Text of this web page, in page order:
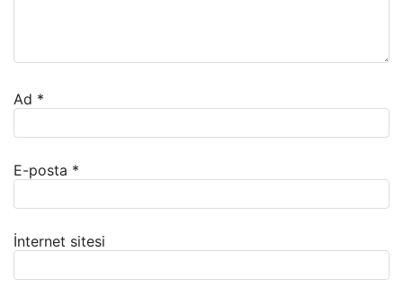
Ad *
E-posta *
İnternet sitesi